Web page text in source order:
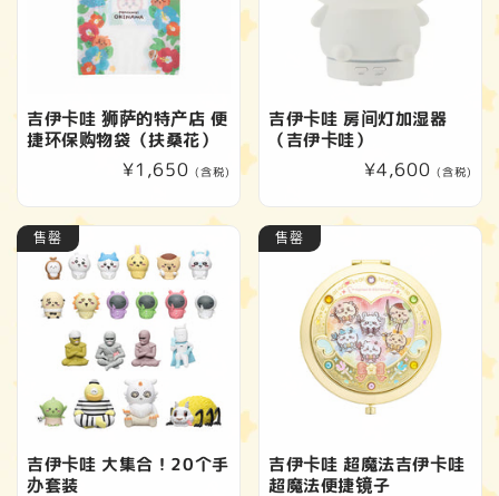
吉伊卡哇 狮萨的特产店 便
捷环保购物袋（扶桑花）
常
格
¥1,650 (含税)
吉伊卡哇 房间灯加湿器
（吉伊卡哇）
常
¥4,600 (含税)
售罄
吉伊卡哇 大集合！20个手
办套装
售罄
吉伊卡哇 超魔法吉伊卡哇
超魔法便捷镜子